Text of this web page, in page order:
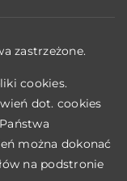
zastrzeżone.
cookies.
dot. cookies
można dokonać
na podstronie